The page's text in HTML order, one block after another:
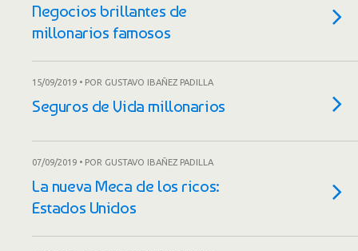
Negocios brillantes de
millonarios famosos
15/09/2019 • POR GUSTAVO IBAÑEZ PADILLA
Seguros de Vida millonarios
07/09/2019 • POR GUSTAVO IBAÑEZ PADILLA
La nueva Meca de los ricos:
Estados Unidos